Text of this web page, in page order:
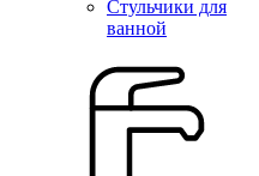
Стульчики для
ванной